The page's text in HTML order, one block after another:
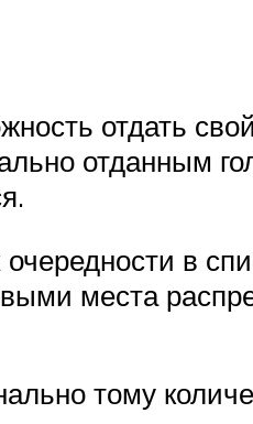
отдать
отданным
в
места
тому